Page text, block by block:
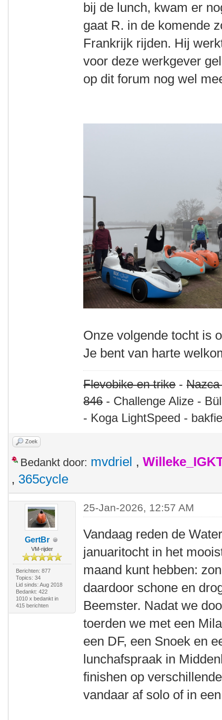
bij de lunch, kwam er
gaat R. in de komende
Frankrijk rijden. Hij
voor deze werkgever
op dit forum nog wel
Onze volgende tocht is
Je bent van harte
Flevobike en trike-
846- Challenge Alize -
- Koga LightSpeed -
Zoek
Bedankt door: mvdriel ,
, 365cycle
GertBr
VM-rijder
Berichten: 877
Topics: 34
Lid sinds: Aug 2018
Bedankt: 422
1010 x bedankt in
415 berichten
25-Jan-2026, 12:57 AM
Vandaag reden de
januaritocht in het
maand kunt hebben:
daardoor schone en
Beemster. Nadat we
toerden we met een
een DF, een Snoek en
lunchafspraak in
finishen op
vandaar af solo of in